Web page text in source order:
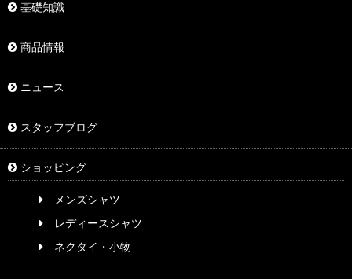
基礎知識
商品情報
ニュース
スタッフブログ
ショッピング
メンズシャツ
レディースシャツ
ネクタイ・小物